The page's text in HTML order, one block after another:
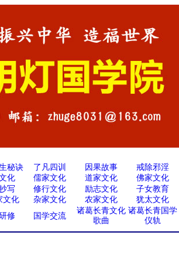
秘诀 了凡四训 因果故事 戒除邪淫
化 儒家文化 道家文化 佛家文化
写 修行文化 励志文化 子女教育
文化 杂家文化 农家文化 犹太文化
修 国学交流
诸葛长青文化
歌曲
诸葛长青国学
仪轨